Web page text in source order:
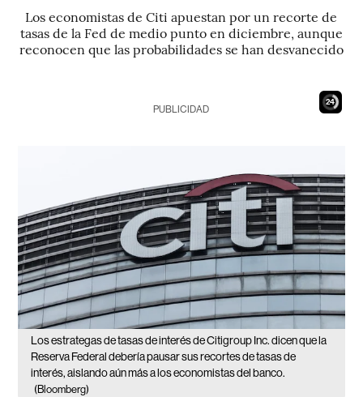
Los economistas de Citi apuestan por un recorte de
tasas de la Fed de medio punto en diciembre, aunque
reconocen que las probabilidades se han desvanecido
23
PUBLICIDAD
Los estrategas de tasas de interés de Citigroup Inc. dicen que la
Reserva Federal debería pausar sus recortes de tasas de
interés, aislando aún más a los economistas del banco.
(Bloomberg)